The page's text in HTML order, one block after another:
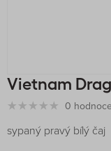
Vietnam
0
sypaný pravý bílý čaj